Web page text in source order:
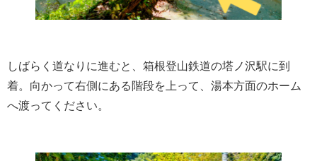
しばらく道なりに進むと、箱根登山鉄道の塔ノ沢駅に到
着。向かって右側にある階段を上って、湯本方面のホーム
へ渡ってください。